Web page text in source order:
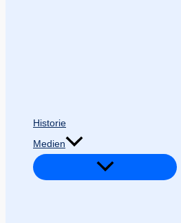
Historie
Medien